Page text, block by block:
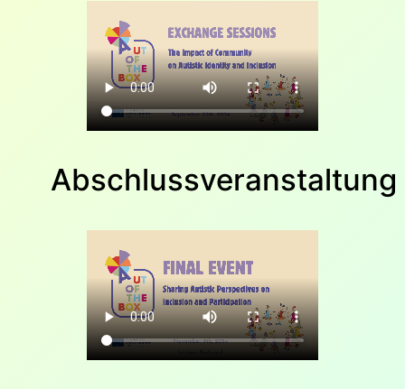
Abschlussveranstaltung